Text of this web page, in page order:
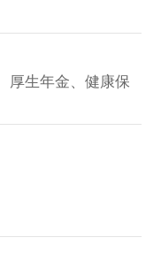
厚生年金、健康保